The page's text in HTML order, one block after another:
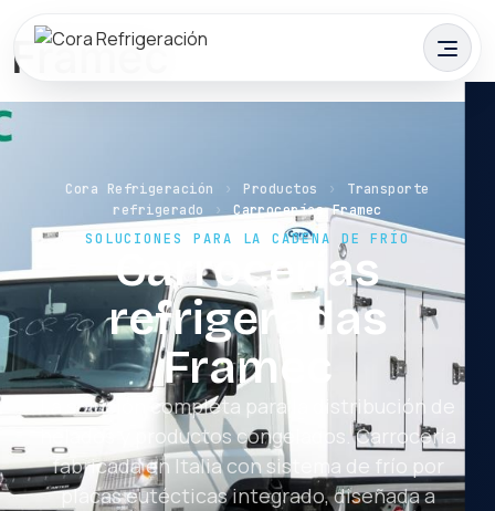
Framec
Cora Refrigeración › Productos ›
Transporte
refrigerado
›
Carrocerías Framec
SOLUCIONES PARA LA CADENA DE FRÍO
Carrocerías
refrigeradas
Framec
La solución completa para la distribución de
helados y productos congelados. Carrocería
fabricada en Italia con sistema de frío por
placas eutécticas integrado, diseñada a